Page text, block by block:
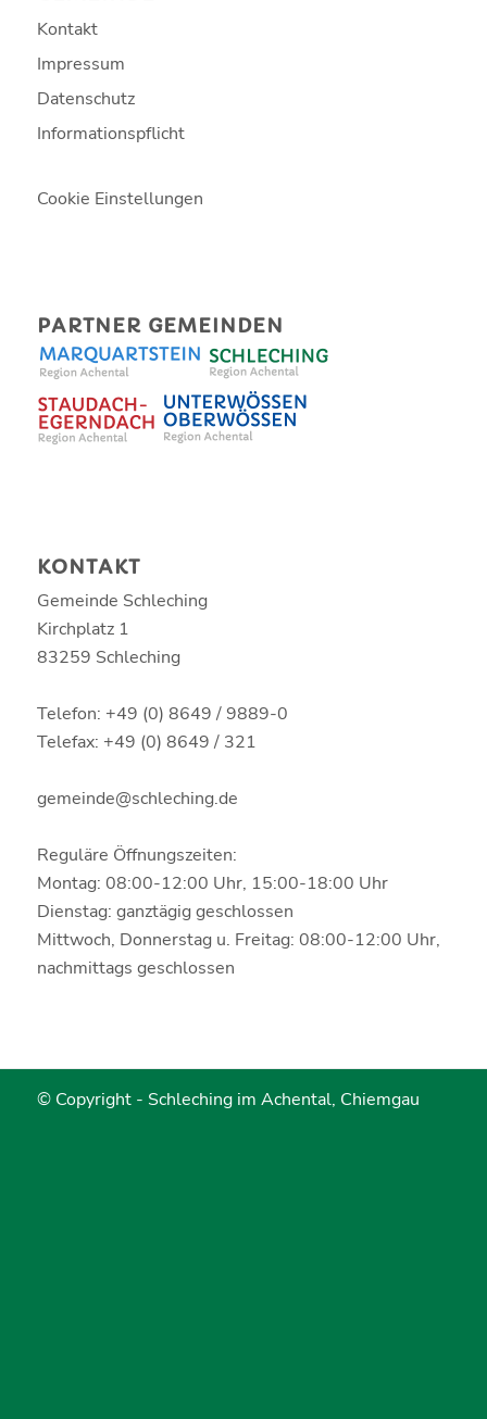
Kontakt
Impressum
Datenschutz
Informationspflicht
Cookie Einstellungen
PARTNER GEMEINDEN
KONTAKT
Gemeinde Schleching
Kirchplatz 1
83259 Schleching
Telefon: +49 (0) 8649 / 9889-0
Telefax: +49 (0) 8649 / 321
gemeinde@schleching.de
Reguläre Öffnungszeiten:
Montag: 08:00-12:00 Uhr, 15:00-18:00 Uhr
Dienstag: ganztägig geschlossen
Mittwoch, Donnerstag u. Freitag: 08:00-12:00 Uhr,
nachmittags geschlossen
© Copyright - Schleching im Achental, Chiemgau